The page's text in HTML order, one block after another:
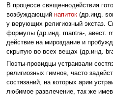
В процессе священнодействия
возбуждающий напиток(др.инд.
у верующих религиозный экстаз.
формулы (др.инд. mantra-, авест.
действие на мироздание и
скрытую во всех вещах (др.инд.
Поэты-провидцы устраивали
религиозных гимнов, часто
состязаний, на которых арии
любимое развлечение, так же